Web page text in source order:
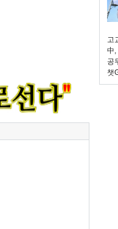
고
中,
공
챗